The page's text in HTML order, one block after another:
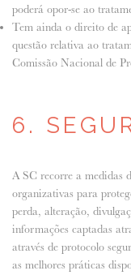
poderá opor-se ao
Tem ainda o direito de
questão relativa ao
Comissão Nacional de
6.
A SC recorre a medidas
organizativas para
perda, alteração,
informações captadas
através de protocolo
as melhores práticas